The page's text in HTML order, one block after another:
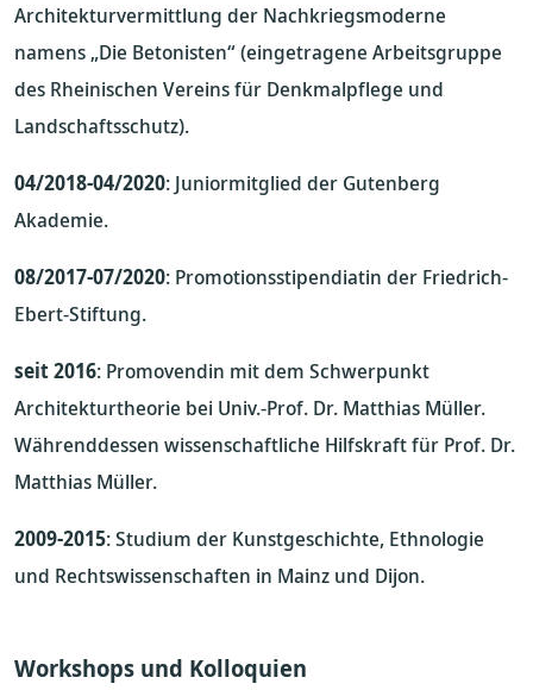
Architekturvermittlung der Nachkriegsmoderne
namens „Die Betonisten“ (eingetragene Arbeitsgruppe
des Rheinischen Vereins für Denkmalpflege und
Landschaftsschutz).
04/2018-04/2020: Juniormitglied der Gutenberg
Akademie.
08/2017-07/2020: Promotionsstipendiatin der Friedrich-
Ebert-Stiftung.
seit 2016: Promovendin mit dem Schwerpunkt
Architekturtheorie bei Univ.-Prof. Dr. Matthias Müller.
Währenddessen wissenschaftliche Hilfskraft für Prof. Dr.
Matthias Müller.
2009-2015: Studium der Kunstgeschichte, Ethnologie
und Rechtswissenschaften in Mainz und Dijon.
Workshops und Kolloquien